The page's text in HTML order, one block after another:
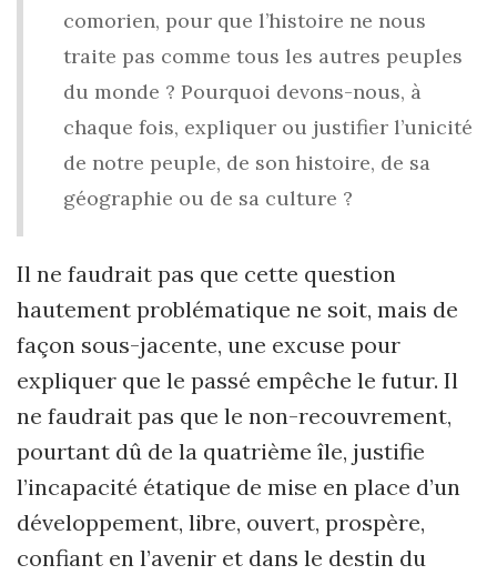
comorien, pour que l’histoire ne nous
traite pas comme tous les autres peuples
du monde ? Pourquoi devons-nous, à
chaque fois, expliquer ou justifier l’unicité
de notre peuple, de son histoire, de sa
géographie ou de sa culture ?
Il ne faudrait pas que cette question
hautement problématique ne soit, mais de
façon sous-jacente, une excuse pour
expliquer que le passé empêche le futur. Il
ne faudrait pas que le non-recouvrement,
pourtant dû de la quatrième île, justifie
l’incapacité étatique de mise en place d’un
développement, libre, ouvert, prospère,
confiant en l’avenir et dans le destin du